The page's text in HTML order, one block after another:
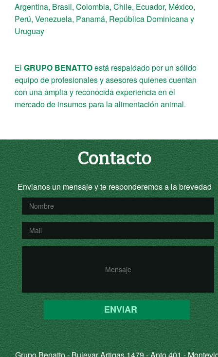
Argentina, Brasil, Colombia, Chile, Ecuador, México,
Perú, Venezuela, Panamá, República Dominicana y
Uruguay
El GRUPO BENATTOestá respaldado por un sólido
equipo de profesionales y asesores quienes cuentan
con una amplia y reconocida experiencia en el
mercado de insumos para la alimentación animal.
Contacto
Envianos un mensaje y te responderemos a la brevedad
ENVIAR
Grupo Benatto - Bulevar Artigas 1479 - Apto 401 -